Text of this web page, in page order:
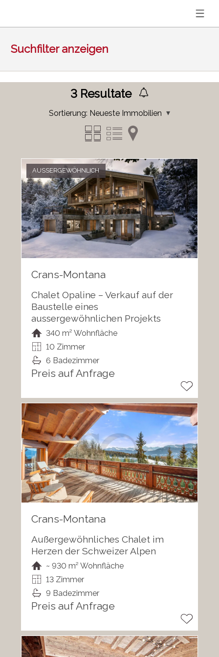
Suchfilter anzeigen
3Resultate
Sortierung: Neueste Immobilien
AUSSERGEWÖHNLICH
Crans-Montana
Chalet Opaline – Verkauf auf der
Baustelle eines
aussergewöhnlichen Projekts
340 m² Wohnfläche
10 Zimmer
6 Badezimmer
Preis auf Anfrage
Crans-Montana
Außergewöhnliches Chalet im
Herzen der Schweizer Alpen
~ 930 m² Wohnfläche
13 Zimmer
9 Badezimmer
Preis auf Anfrage